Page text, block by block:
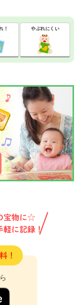
！ やぶれにくい
宝物に☆
軽に記録！
！